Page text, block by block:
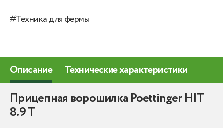
#Техника для фермы
Описание Технические характеристики
Прицепная ворошилка Poettinger HIT
8.9 T